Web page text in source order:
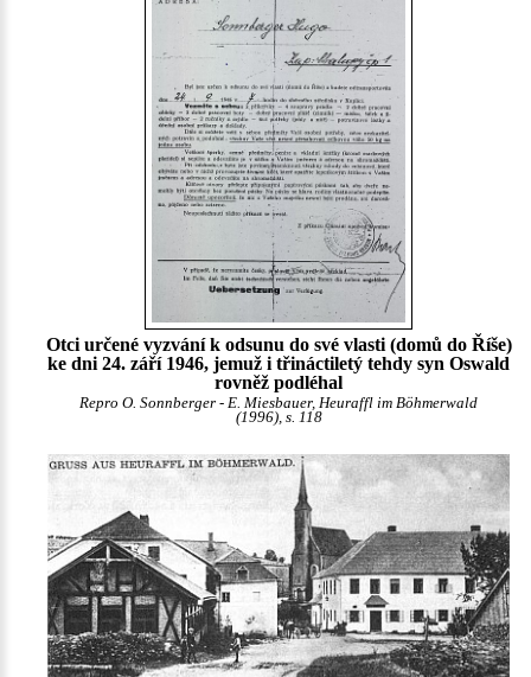
Otci určené vyzvání k odsunu do své vlasti (domů do Říše)
ke dni 24. září 1946, jemuž i třináctiletý tehdy syn Oswald
rovněž podléhal
Repro O. Sonnberger - E. Miesbauer, Heuraffl im Böhmerwald
(1996), s. 118